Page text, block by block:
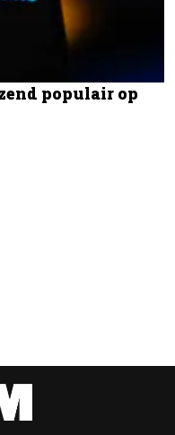
populair op